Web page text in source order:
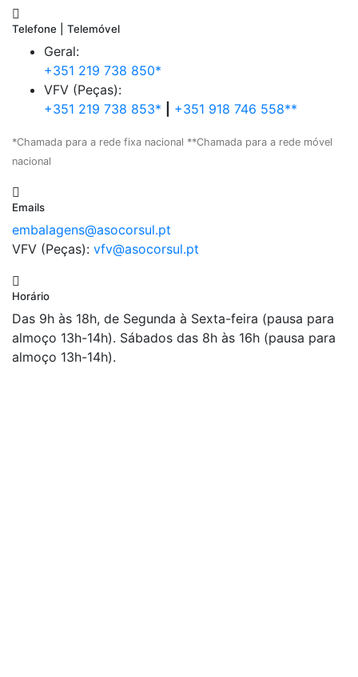
Telefone | Telemóvel
Geral:
+351 219 738 850*
VFV (Peças):
+351 219 738 853*
+351 918 746 558**
*Chamada para a rede fixa nacional **Chamada para a rede móvel
nacional
Emails
embalagens@asocorsul.pt
VFV (Peças): vfv@asocorsul.pt
Horário
Das 9h às 18h, de Segunda à Sexta-feira (pausa para
almoço 13h-14h). Sábados das 8h às 16h (pausa para
almoço 13h-14h).